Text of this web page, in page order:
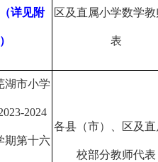
（详见附 区及直属小学数学
表
湖市小学
2024
期第十六
各县（市）、区及直
校部分教师代表